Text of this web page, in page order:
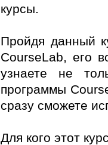
курсы.
Пройдя данный
CourseLab, его
узнаете не
программы
сразу сможете
Для кого этот